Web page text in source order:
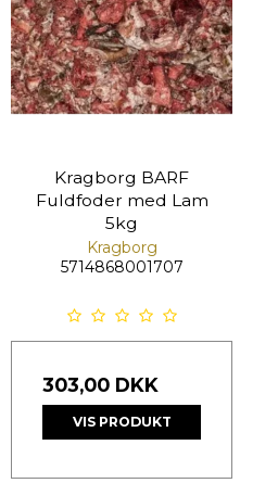
Kragborg BARF
Fuldfoder med Lam
5kg
Kragborg
5714868001707
303,00 DKK
VIS PRODUKT